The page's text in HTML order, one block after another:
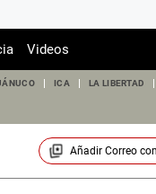
Videos
ICA LA LIBERTAD
Añadir Correo